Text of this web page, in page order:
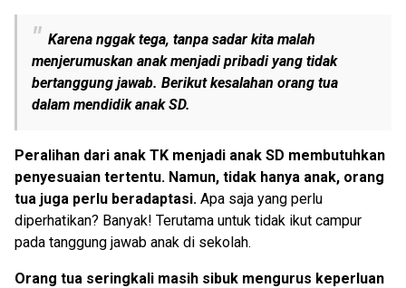
Karena nggak tega, tanpa sadar kita malah
menjerumuskan anak menjadi pribadi yang tidak
bertanggung jawab. Berikut kesalahan orang tua
dalam mendidik anak SD.
Peralihan dari anak TK menjadi anak SD membutuhkan
penyesuaian tertentu. Namun, tidak hanya anak, orang
tua juga perlu beradaptasi. Apa saja yang perlu
diperhatikan? Banyak! Terutama untuk tidak ikut campur
pada tanggung jawab anak di sekolah.
Orang tua seringkali masih sibuk mengurus keperluan